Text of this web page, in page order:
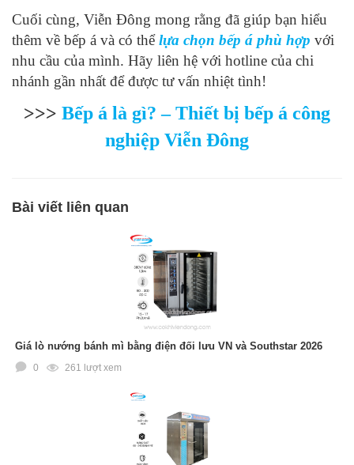
Cuối cùng, Viễn Đông mong rằng đã giúp bạn hiểu
thêm về bếp á và có thểlựa chọn bếp á phù hợp với
nhu cầu của mình. Hãy liên hệ với hotline của chi
nhánh gần nhất để được tư vấn nhiệt tình!
>>> Bếp á là gì? – Thiết bị bếp á công
nghiệp Viễn Đông
Bài viết liên quan
Giá lò nướng bánh mì bằng điện đối lưu VN và Southstar 2026
0 261 lượt xem